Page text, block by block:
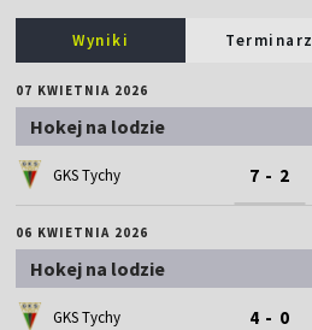
Wyniki Terminarz
07 KWIETNIA 2026
Hokej na lodzie
GKS Tychy 7 - 2
06 KWIETNIA 2026
Hokej na lodzie
GKS Tychy 4 - 0